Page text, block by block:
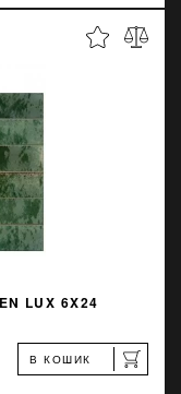
LUX 6X24
В КОШИК